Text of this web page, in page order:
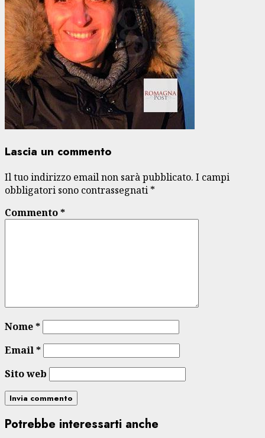
Lascia un commento
Il tuo indirizzo email non sarà pubblicato. I campi
obbligatori sono contrassegnati *
Commento*
Nome*
Email*
Sito web
Potrebbe interessarti anche